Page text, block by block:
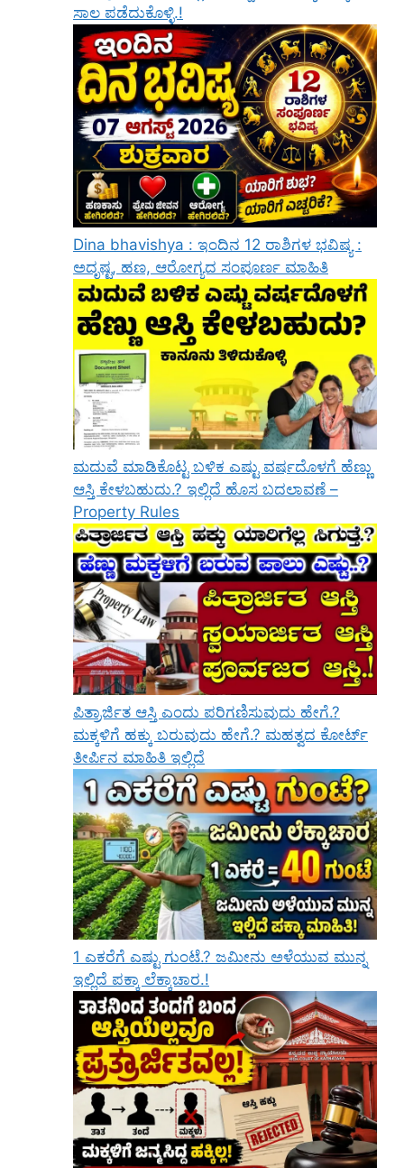
ಸಾಲ ಪಡೆದುಕೊಳ್ಳಿ.!
Dina bhavishya : ಇಂದಿನ 12 ರಾಶಿಗಳ ಭವಿಷ್ಯ :
ಅದೃಷ್ಟ, ಹಣ, ಆರೋಗ್ಯದ ಸಂಪೂರ್ಣ ಮಾಹಿತಿ
ಮದುವೆ ಮಾಡಿಕೊಟ್ಟ ಬಳಿಕ ಎಷ್ಟು ವರ್ಷದೊಳಗೆ ಹೆಣ್ಣು
ಆಸ್ತಿ ಕೇಳಬಹುದು.? ಇಲ್ಲಿದೆ ಹೊಸ ಬದಲಾವಣೆ –
Property Rules
ಪಿತ್ರಾರ್ಜಿತ ಆಸ್ತಿ ಎಂದು ಪರಿಗಣಿಸುವುದು ಹೇಗೆ.?
ಮಕ್ಕಳಿಗೆ ಹಕ್ಕು ಬರುವುದು ಹೇಗೆ.? ಮಹತ್ವದ ಕೋರ್ಟ್
ತೀರ್ಪಿನ ಮಾಹಿತಿ ಇಲ್ಲಿದೆ
1 ಎಕರೆಗೆ ಎಷ್ಟು ಗುಂಟೆ.? ಜಮೀನು ಅಳೆಯುವ ಮುನ್ನ
ಇಲ್ಲಿದೆ ಪಕ್ಕಾ ಲೆಕ್ಕಾಚಾರ.!